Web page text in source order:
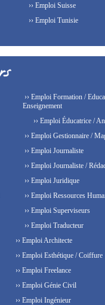
›› Emploi Suisse
›› Emploi Tunisie
›› Emploi Formation /
Enseignement
›› Emploi Éducatrice /
›› Emploi Gestionnaire /
›› Emploi Journaliste
›› Emploi Journaliste /
›› Emploi Juridique
›› Emploi Ressources
›› Emploi Superviseurs
›› Emploi Traducteur
›› Emploi Architecte
›› Emploi Esthétique / Coiffure
›› Emploi Freelance
›› Emploi Génie Civil
›› Emploi Ingénieur